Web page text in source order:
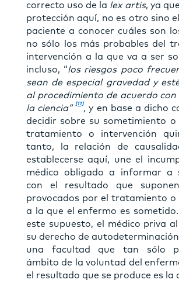
correcto uso de la lex artis, ya
protección aquí, no es otro sino
paciente a conocer cuáles son
no sólo los más probables del
intervención a la que va a ser
incluso, “los riesgos poco
sean de especial gravedad y
al procedimiento de acuerdo con
la ciencia”[11],y en base a dicho
decidir sobre su sometimiento
tratamiento o intervención
tanto, la relación de
establecerse aquí, une el
médico obligado a informar a
con el resultado que
provocados por el tratamiento o
a la que el enfermo es
este supuesto, el médico priva
su derecho de
una facultad que tan sólo
ámbito de la voluntad del
el resultado que se produce es la